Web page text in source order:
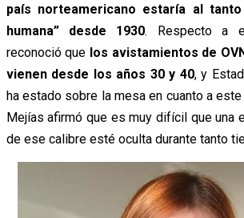
país norteamericano estaría al
humana” desde 1930. Respecto a
reconoció que los avistamientos de
vienen desde los años 30 y 40, y
ha estado sobre la mesa en cuanto a
Mejías afirmó que es muy difícil que una
de ese calibre esté oculta durante tanto